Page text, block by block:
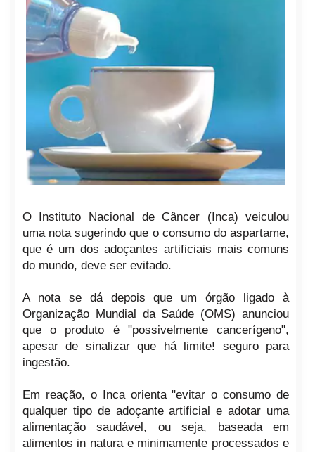
O Instituto Nacional de Câncer (Inca) veiculou
uma nota sugerindo que o consumo do aspartame,
que é um dos adoçantes artificiais mais comuns
do mundo, deve ser evitado.
A nota se dá depois que um órgão ligado à
Organização Mundial da Saúde (OMS) anunciou
que o produto é "possivelmente cancerígeno",
apesar de sinalizar que há limite! seguro para
ingestão.
Em reação, o Inca orienta "evitar o consumo de
qualquer tipo de adoçante artificial e adotar uma
alimentação saudável, ou seja, baseada em
alimentos in natura e minimamente processados e